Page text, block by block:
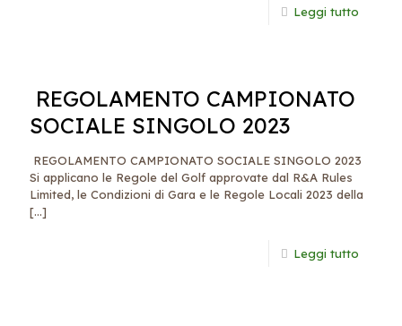
Leggi tutto
REGOLAMENTO CAMPIONATO
SOCIALE SINGOLO 2023
REGOLAMENTO CAMPIONATO SOCIALE SINGOLO 2023
Si applicano le Regole del Golf approvate dal R&A Rules
Limited, le Condizioni di Gara e le Regole Locali 2023 della
[…]
Leggi tutto